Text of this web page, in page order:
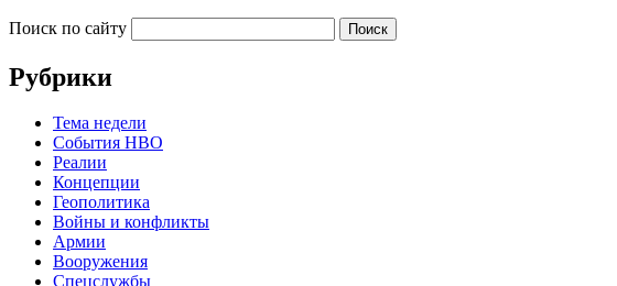
Поиск по сайту
Рубрики
Тема недели
События НВО
Реалии
Концепции
Геополитика
Войны и конфликты
Армии
Вооружения
Спецслужбы